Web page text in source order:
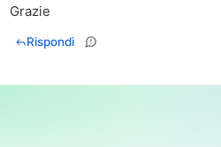
Grazie
Rispondi